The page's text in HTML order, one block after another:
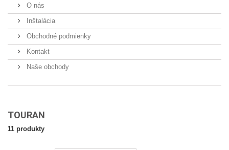
O nás
Inštalácia
Obchodné podmienky
Kontakt
Naše obchody
TOURAN
11 produkty